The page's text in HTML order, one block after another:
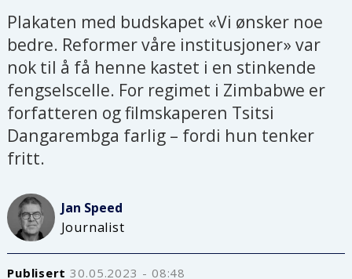
Plakaten med budskapet «Vi ønsker noe
bedre. Reformer våre institusjoner» var
nok til å få henne kastet i en stinkende
fengselscelle. For regimet i Zimbabwe er
forfatteren og filmskaperen Tsitsi
Dangarembga farlig – fordi hun tenker
fritt.
Jan Speed
Journalist
Publisert 30.05.2023 - 08:48